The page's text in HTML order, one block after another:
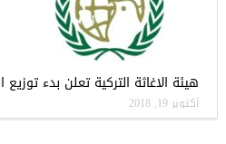
هيئة الاغاثة التركية تعلن بدء
أكتوبر 19, 2018